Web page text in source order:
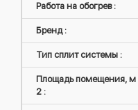
Работа на обогрев :
Бренд :
Тип сплит системы :
Площадь помещения, м
2 :